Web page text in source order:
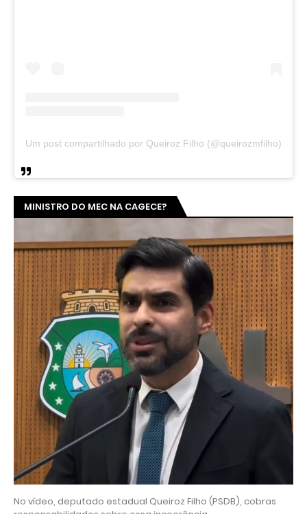
Um post compartilhado por Queiroz Filho (@queirozmfilho)
MINISTRO DO MEC NA CAGECE?
No vídeo, deputado estadual Queiroz Filho (PSDB), cobras